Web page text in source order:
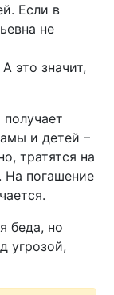
Если в
не
это значит,
и детей –
тратятся на
погашение
беда, но
угрозой,